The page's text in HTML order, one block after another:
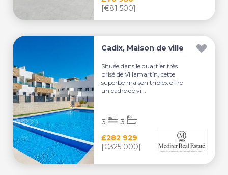
[€81 500]
Cadix, Maison de ville
Située dans le quartier très
prisé de Villamartín, cette
superbe maison triplex offre
un cadre de vi...
£282 929
[€325 000]
3 3